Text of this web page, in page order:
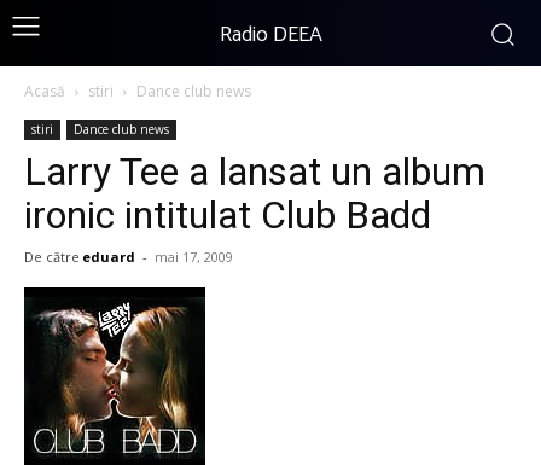
Radio DEEA
Acasă stiri Dance club news
stiri Dance club news
Larry Tee a lansat un album
ironic intitulat Club Badd
De către eduard - mai 17, 2009